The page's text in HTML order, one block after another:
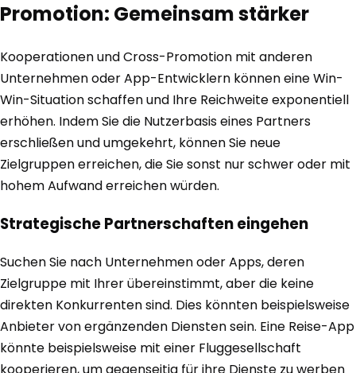
Promotion: Gemeinsam stärker
Kooperationen und Cross-Promotion mit anderen
Unternehmen oder App-Entwicklern können eine Win-
Win-Situation schaffen und Ihre Reichweite exponentiell
erhöhen. Indem Sie die Nutzerbasis eines Partners
erschließen und umgekehrt, können Sie neue
Zielgruppen erreichen, die Sie sonst nur schwer oder mit
hohem Aufwand erreichen würden.
Strategische Partnerschaften eingehen
Suchen Sie nach Unternehmen oder Apps, deren
Zielgruppe mit Ihrer übereinstimmt, aber die keine
direkten Konkurrenten sind. Dies könnten beispielsweise
Anbieter von ergänzenden Diensten sein. Eine Reise-App
könnte beispielsweise mit einer Fluggesellschaft
kooperieren, um gegenseitig für ihre Dienste zu werben